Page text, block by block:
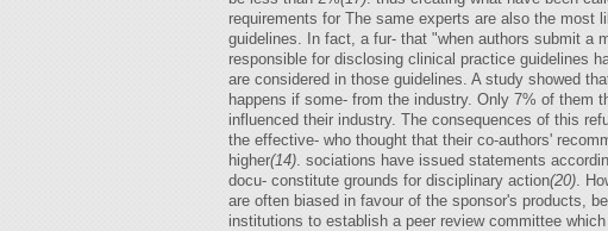
requirements for The same experts are also the
guidelines. In fact, a fur- that "when authors submit a
responsible for disclosing clinical practice guidelines
are considered in those guidelines. A study showed
happens if some- from the industry. Only 7% of them
influenced their industry. The consequences of this
the effective- who thought that their co-authors'
higher(14). sociations have issued statements
docu- constitute grounds for disciplinary action(20).
are often biased in favour of the sponsor's products,
institutions to establish a peer review committee